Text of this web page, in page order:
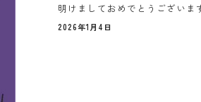
明けましておめでとうございま
2026年1月4日